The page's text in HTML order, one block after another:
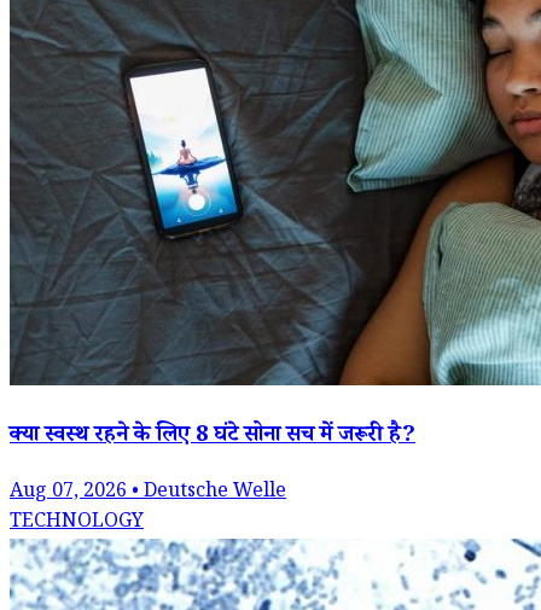
क्या स्वस्थ रहने के लिए 8 घंटे सोना सच में जरूरी है?
Aug 07, 2026 • Deutsche Welle
TECHNOLOGY